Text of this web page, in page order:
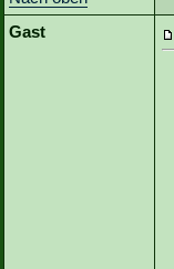
Gast